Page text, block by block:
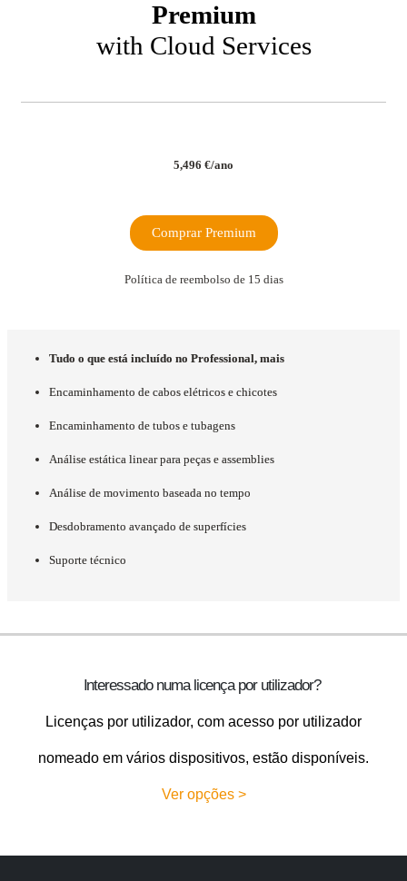
Premium
with Cloud Services
5,496 €/ano
Comprar Premium
Política de reembolso de 15 dias
Tudo o que está incluído no Professional, mais
Encaminhamento de cabos elétricos e chicotes
Encaminhamento de tubos e tubagens
Análise estática linear para peças e assemblies
Análise de movimento baseada no tempo
Desdobramento avançado de superfícies
Suporte técnico
Interessado numa licença por utilizador?
Licenças por utilizador, com acesso por utilizador
nomeado em vários dispositivos, estão disponíveis.
Ver opções >